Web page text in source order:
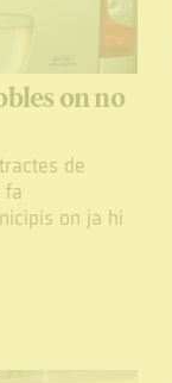
on no
de
fa
on ja hi